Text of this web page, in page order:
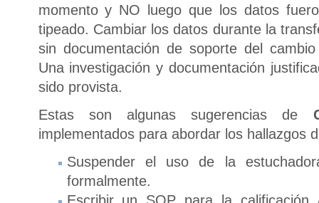
momento y NO luego que los datos
tipeado. Cambiar los datos durante la
sin documentación de soporte del
Una investigación y documentación
sido provista.
Estas son algunas sugerencias de
implementados para abordar los hallazgos
Suspender el uso de la
formalmente.